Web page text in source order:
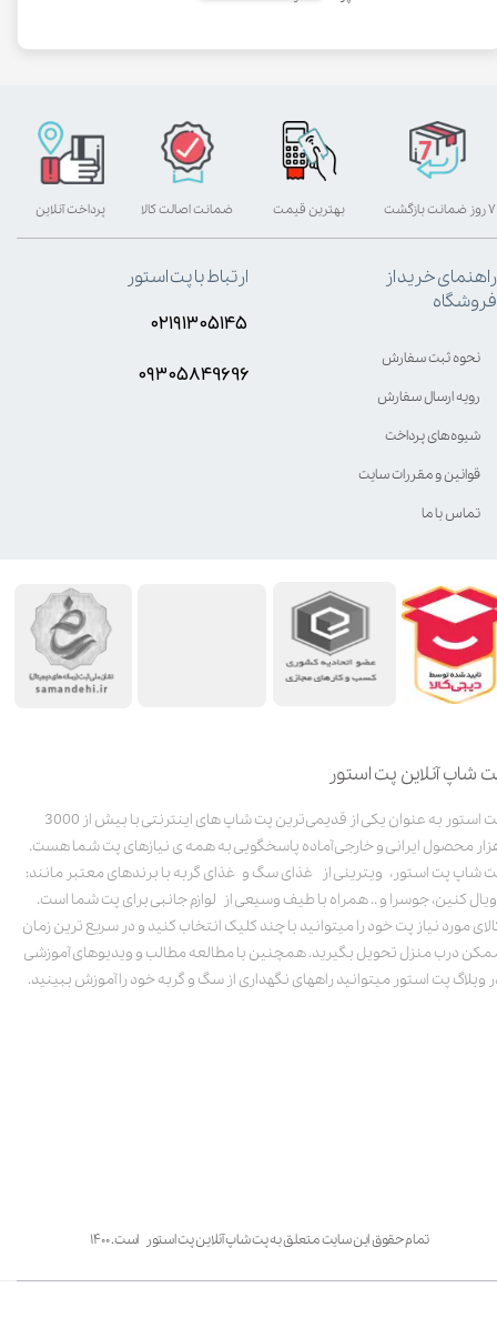
شاپ آنلاین پت استور
پت استور به عنوان یکی از قدیمی‌ترین پت شاپ های اینترنتی با بیش از 3000
محصول ایرانی و خارجی آماده پاسخگویی به همه ی نیازهای پت شما هست.
شاپ پت استور، ویترینی از غذای سگ و غذای گربه با برندهای معتبر مانند:
کنین، جوسرا و .. همراه با طیف وسیعی از لوازم جانبی برای پت شما است.
مورد نیاز پت خود را میتوانید با چند کلیک انتخاب کنید و در سریع ترین زمان
درب منزل تحویل بگیرید. همچنین با مطالعه مطالب و ویدیوهای آموزشی
وبلاگ پت استور میتوانید راههای نگهداری از سگ و گربه خود را آموزش ببینید.
تمام حقوق این سایت متعلق به پت شاپ آنلاین پت استور است. ۱۴۰۰
بهترین قیمت پرداخت آنلاین ۷ روز ضمانت بازگشت ضمانت اصالت کالا
راهنمای خرید از
فروشگاه
نحوه ثبت سفارش
رویه ارسال سفارش
شیوه‌های پرداخت
قوانین و مقررات سایت
تماس با ما
ارتباط با پت استور
۰۲۱۹۱۳۰۵۱۴۵
۰۹۳۰۵8۴9696